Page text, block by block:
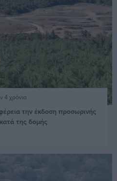
4 χρόνια
την έκδοση προσωρινής
της δομής